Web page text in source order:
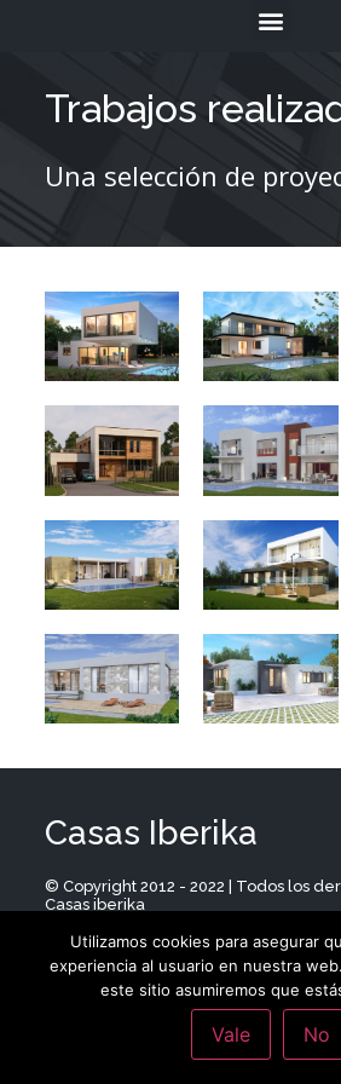
Trabajos
Una selección de
Casas Iberika
© Copyright 2012 - 2022 | Todos los
Casas iberika
900 525 228
info@casasiberika.com
Utilizamos cookies para asegurar
experiencia al usuario en nuestra
este sitio asumiremos que
Vale No